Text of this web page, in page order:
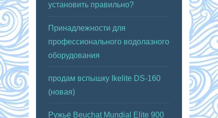
установить правильно?
Принадлежности для
профессионального водолазного
оборудования
продам вспышку Ikelite DS-160
(новая)
Ружьё Beuchat Mundial Elite 900